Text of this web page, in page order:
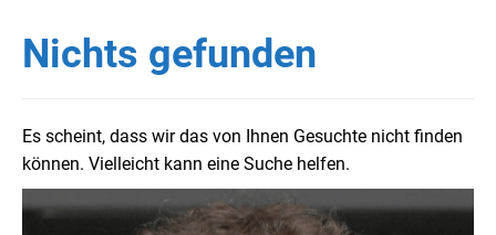
Nichts gefunden
Es scheint, dass wir das von Ihnen Gesuchte nicht finden
können. Vielleicht kann eine Suche helfen.